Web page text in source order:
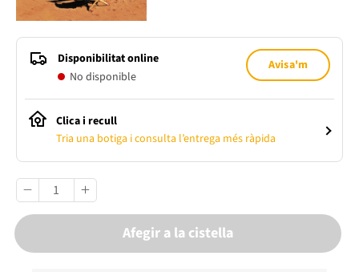
Disponibilitat online
No disponible
Avisa'm
Clica i recull
Tria una botiga i consulta l’entrega més ràpida
Afegir a la cistella